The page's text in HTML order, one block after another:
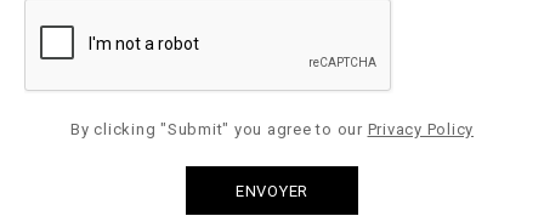
By clicking "Submit" you agree to our Privacy Policy